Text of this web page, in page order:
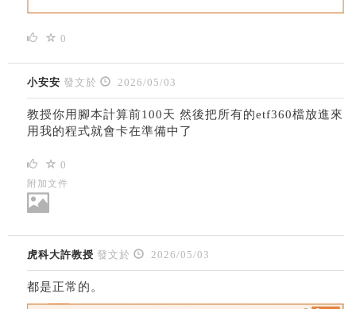
0
小安安 發文於 2026/05/03
教授你用腳本計算前100天 然後把所有的etf360檔放進來
用我的程式就會卡在準備中了
0
附加文件
虎科大許教授 發文於 2026/05/03
都是正常的。